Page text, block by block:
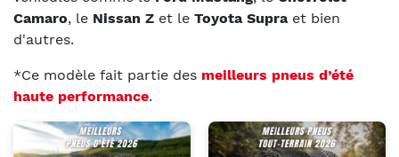
Camaro, le Nissan Z et le Toyota Supraet bien
d'autres.
*Ce modèle fait partie des meilleurs pneus d’été
haute performance.